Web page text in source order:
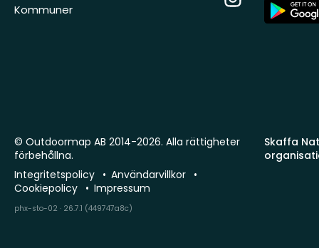
Kommuner
App
Store
Skaffa
© Outdoormap AB 2014-2026. Alla rättigheter
förbehållna.
Integritetspolicy
Användarvillkor
Cookiepolicy
Impressum
phx-sto-02 · 26.7.1 (449747a8c)